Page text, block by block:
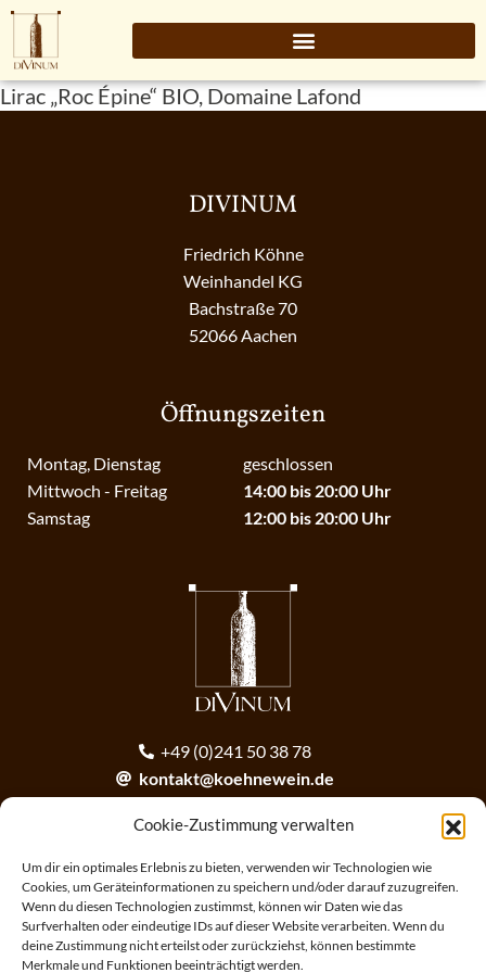
Cookie-Zustimmung verwalten
Um dir ein optimales Erlebnis zu bieten, verwenden wir Technologien wie
Cookies, um Geräteinformationen zu speichern und/oder darauf zuzugreifen.
Wenn du diesen Technologien zustimmst, können wir Daten wie das
Surfverhalten oder eindeutige IDs auf dieser Website verarbeiten. Wenn du
deine Zustimmung nicht erteilst oder zurückziehst, können bestimmte
Merkmale und Funktionen beeinträchtigt werden.
Lirac „Roc Épine“ BIO, Domaine Lafond
DIVINUM
Friedrich Köhne
Weinhandel KG
Bachstraße 70
52066 Aachen
Öffnungszeiten
Montag, Dienstag
Mittwoch - Freitag
Samstag
geschlossen
14:00 bis 20:00 Uhr
12:00 bis 20:00 Uhr
+49 (0)241 50 38 78
kontakt@koehnewein.de
Anmeldung zum Newsletter
ANMELDEN